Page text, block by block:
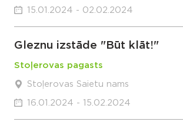
15.01.2024 - 02.02.2024
Gleznu izstāde "Būt klāt!"
Stoļerovas pagasts
Stoļerovas Saietu nams
16.01.2024 - 15.02.2024